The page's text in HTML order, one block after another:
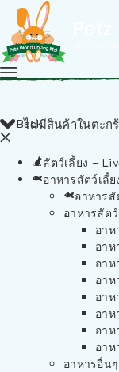
ไม่มีสินค้าในตะก
Back
สัตว์เลี้ยง –
อาหารสัตว์เลี้ย
อาหารสั
อาหารสัต
อาห
อาห
อาห
อาห
อาห
อาห
อา
อาห
อาหารอื่น